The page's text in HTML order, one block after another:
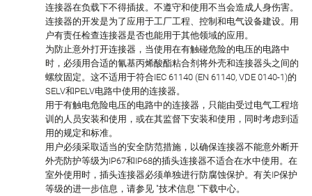
连接器在负载下不得插拔。不遵守和使用不当会造成人身伤害。
连接器的开发是为了应用于工厂工程、控制和电气设备建设。用
户有责任检查连接器是否也能用于其他领域的应用。
为防止意外打开连接器，当使用在有触碰危险的电压的电路中
时，必须用合适的氰基丙烯酸酯粘合剂将外壳和连接器头之间的
螺纹固定。这不适用于符合IEC 61140 (EN 61140, VDE 0140-1)的
SELV和PELV电路中使用的连接器。
用于有触电危险电压的电路中的连接器，只能由受过电气工程培
训的人员安装和使用，或在其监督下安装和使用，同时考虑到适
用的规定和标准。
用户必须采取适当的安全防范措施，以确保连接器不能意外断开
外壳防护等级为IP67和IP68的插头连接器不适合在水中使用。在
室外使用时，插头连接器必须单独进行防腐蚀保护。有关IP保护
等级的进一步信息，请参见 "技术信息 "下载中心。